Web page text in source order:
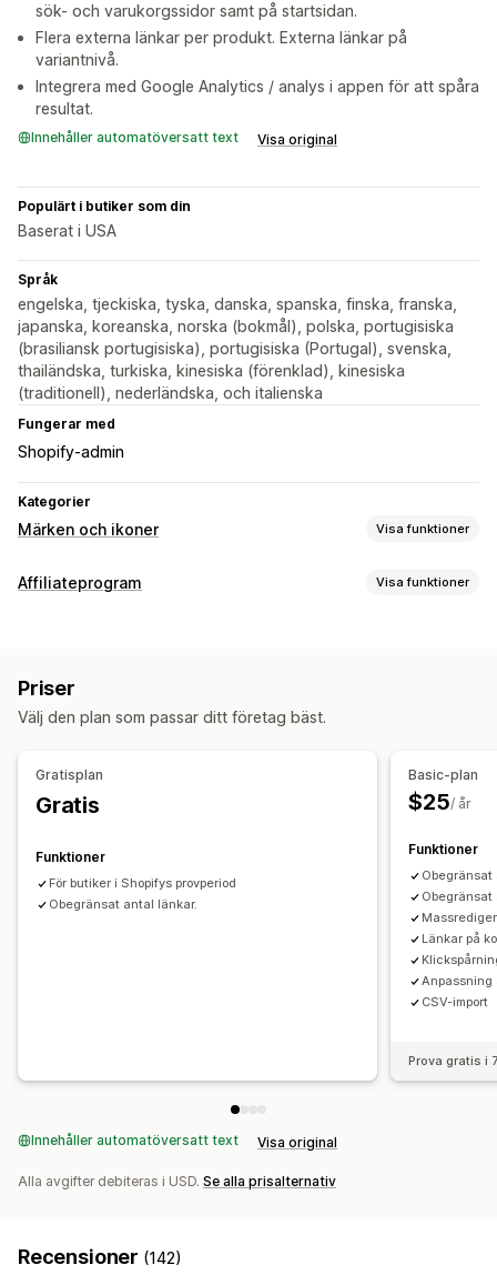
sök- och varukorgssidor samt på startsidan.
Flera externa länkar per produkt. Externa länkar på
variantnivå.
Integrera med Google Analytics / analys i appen för att spåra
resultat.
Innehåller automatöversatt text Visa original
Populärt i butiker som din
Baserat i USA
Språk
engelska, tjeckiska, tyska, danska, spanska, finska, franska,
japanska, koreanska, norska (bokmål), polska, portugisiska
(brasiliansk portugisiska), portugisiska (Portugal), svenska,
thailändska, turkiska, kinesiska (förenklad), kinesiska
(traditionell), nederländska, och italienska
Fungerar med
Shopify-admin
Kategorier
Märken och ikoner Visa funktioner
Position av ikon
Affiliateprogram Visa funktioner
Affiliate-upplevelse
Anpassade länkar och rabatter
Priser
Välj den plan som passar ditt företag bäst.
Gratisplan
Gratis
Funktioner
För butiker i Shopifys provperiod
Obegränsat antal länkar.
Basic-plan
$25/ år
Funktioner
Länkar på
Anpassning
CSV-import
Prova gratis i
Innehåller automatöversatt text Visa original
Alla avgifter debiteras i USD. Se alla prisalternativ
Recensioner (142)